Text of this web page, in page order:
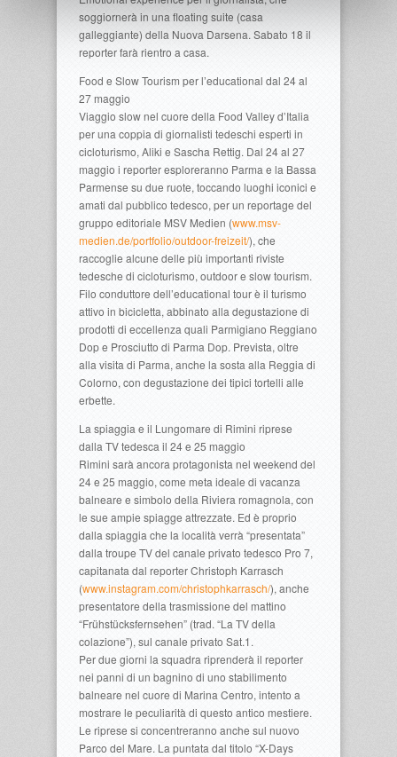
soggiornerà in una floating suite (casa
galleggiante) della Nuova Darsena. Sabato 18 il
reporter farà rientro a casa.
Food e Slow Tourism per l’educational dal 24 al
27 maggio
Viaggio slow nel cuore della Food Valley d’Italia
per una coppia di giornalisti tedeschi esperti in
cicloturismo, Aliki e Sascha Rettig. Dal 24 al 27
maggio i reporter esploreranno Parma e la Bassa
Parmense su due ruote, toccando luoghi iconici e
amati dal pubblico tedesco, per un reportage del
gruppo editoriale MSV Medien (www.msv-
medien.de/portfolio/outdoor-freizeit/), che
raccoglie alcune delle più importanti riviste
tedesche di cicloturismo, outdoor e slow tourism.
Filo conduttore dell’educational tour è il turismo
attivo in bicicletta, abbinato alla degustazione di
prodotti di eccellenza quali Parmigiano Reggiano
Dop e Prosciutto di Parma Dop. Prevista, oltre
alla visita di Parma, anche la sosta alla Reggia di
Colorno, con degustazione dei tipici tortelli alle
erbette.
La spiaggia e il Lungomare di Rimini riprese
dalla TV tedesca il 24 e 25 maggio
Rimini sarà ancora protagonista nel weekend del
24 e 25 maggio, come meta ideale di vacanza
balneare e simbolo della Riviera romagnola, con
le sue ampie spiagge attrezzate. Ed è proprio
dalla spiaggia che la località verrà “presentata”
dalla troupe TV del canale privato tedesco Pro 7,
capitanata dal reporter Christoph Karrasch
(www.instagram.com/christophkarrasch/), anche
presentatore della trasmissione del mattino
“Frühstücksfernsehen” (trad. “La TV della
colazione”), sul canale privato Sat.1.
Per due giorni la squadra riprenderà il reporter
nei panni di un bagnino di uno stabilimento
balneare nel cuore di Marina Centro, intento a
mostrare le peculiarità di questo antico mestiere.
Le riprese si concentreranno anche sul nuovo
Parco del Mare. La puntata dal titolo “X-Days